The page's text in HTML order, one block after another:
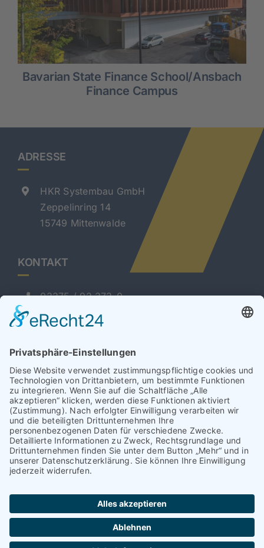
Bavarian State Finance School/Ansbach
Finance Campus
ADRESSE
HKR Systembau GmbH
Zeppelinring 14
15749 Mittenwalde
KONTAKT
03375 / 92 373-0
03375 / 92 373-29
info@hkr-systembau.de
ZERTIFIZIERT